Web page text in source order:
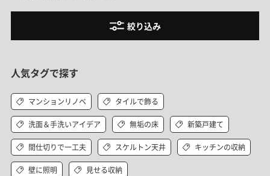
絞り込み
人気タグで探す
マンションリノベ タイルで飾る
洗面＆手洗いアイデア 無垢の床 新築戸建て
間仕切りで一工夫 スケルトン天井 キッチンの収納
壁に照明 見せる収納